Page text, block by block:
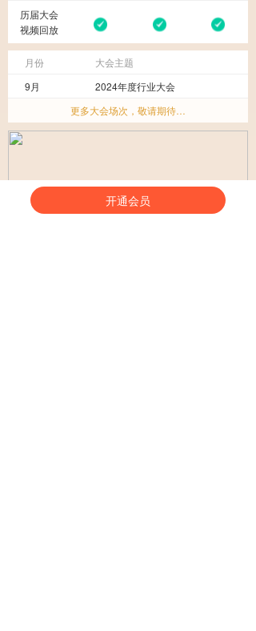
历届大会
视频回放
月份
大会主题
9月
2024年度行业大会
更多大会场次，敬请期待…
开通会员